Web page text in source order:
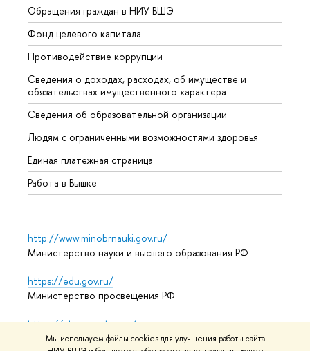
Мы используем файлы cookies для улучшения работы сайта
Обращения граждан в НИУ ВШЭ
Фонд целевого капитала
Противодействие коррупции
Сведения о доходах, расходах, об имуществе и
обязательствах имущественного характера
Сведения об образовательной организации
Людям с ограниченными возможностями здоровья
Единая платежная страница
Работа в Вышке
http://www.minobrnauki.gov.ru/
Министерство науки и высшего образования РФ
https://edu.gov.ru/
Министерство просвещения РФ
https://elearning.hse.ru/mooc
Массовые открытые онлайн-курсы